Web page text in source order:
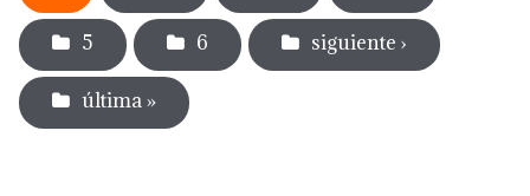
5 6 siguiente ›
última »